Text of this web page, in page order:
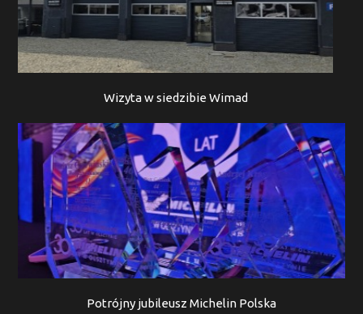
Wizyta w siedzibie Wimad
Potrójny jubileusz Michelin Polska